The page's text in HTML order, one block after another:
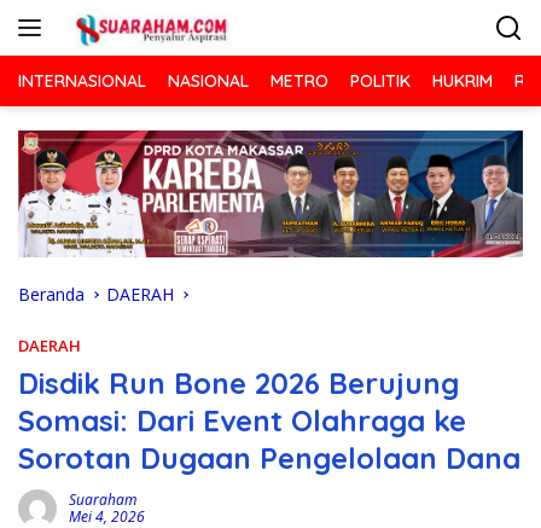
INTERNASIONAL NASIONAL METRO POLITIK HUKRIM
Beranda DAERAH
DAERAH
Disdik Run Bone 2026 Berujung
Somasi: Dari Event Olahraga ke
Sorotan Dugaan Pengelolaan Dana
Suaraham
Mei 4, 2026